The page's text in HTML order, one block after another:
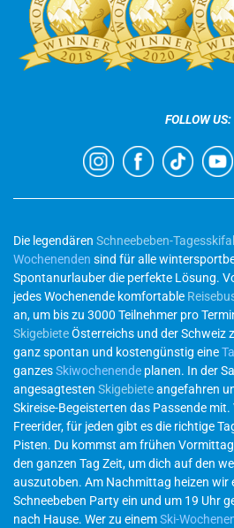
FOLLOW US:
Die legendären Schneebeben-
Wochenenden sind für alle
Spontanurlauber die perfekte Lösung.
jedes Wochenende komfortable
an, um bis zu 3000 Teilnehmer pro
SkigebieteÖsterreichs und der Schweiz
ganz spontan und kostengünstig eine
ganzesSkiwochenende planen. In der
angesagtesten Skigebieteangefahren
Skireise-Begeisterten das Passende
Freerider, für jeden gibt es die richtige
Pisten. Du kommst am frühen
den ganzen Tag Zeit, um dich auf den
auszutoben. Am Nachmittag heizen wir
Schneebeben Party ein und um 19 Uhr
nach Hause. Wer zu einemSki-